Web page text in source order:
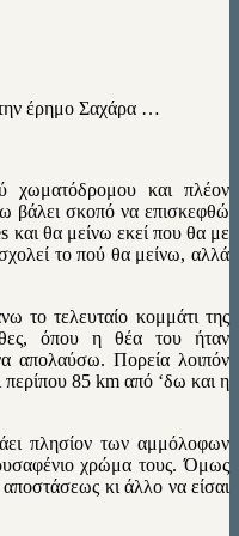
έρημο Σαχάρα …
χωματόδρομου και πλέον
βάλει σκοπό να επισκεφθώ
και θα μείνω εκεί που θα με
το πού θα μείνω, αλλά
το τελευταίο κομμάτι της
όπου η θέα του ήταν
απολαύσω. Πορεία λοιπόν
περίπου 85 km από ‘δω και η
πλησίον των αμμόλοφων
χρώμα τους. Όμως
κι άλλο να είσαι